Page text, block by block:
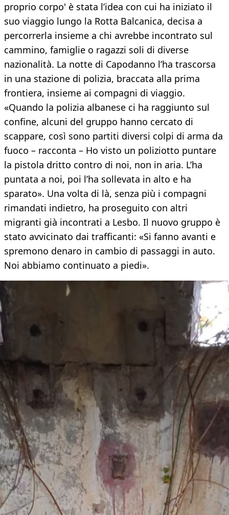
proprio corpo' è stata l’idea con cui ha iniziato il
suo viaggio lungo la Rotta Balcanica, decisa a
percorrerla insieme a chi avrebbe incontrato sul
cammino, famiglie o ragazzi soli di diverse
nazionalità. La notte di Capodanno l’ha trascorsa
in una stazione di polizia, braccata alla prima
frontiera, insieme ai compagni di viaggio.
«Quando la polizia albanese ci ha raggiunto sul
confine, alcuni del gruppo hanno cercato di
scappare, così sono partiti diversi colpi di arma da
fuoco – racconta – Ho visto un poliziotto puntare
la pistola dritto contro di noi, non in aria. L’ha
puntata a noi, poi l’ha sollevata in alto e ha
sparato». Una volta di là, senza più i compagni
rimandati indietro, ha proseguito con altri
migranti già incontrati a Lesbo. Il nuovo gruppo è
stato avvicinato dai trafficanti: «Si fanno avanti e
spremono denaro in cambio di passaggi in auto.
Noi abbiamo continuato a piedi».